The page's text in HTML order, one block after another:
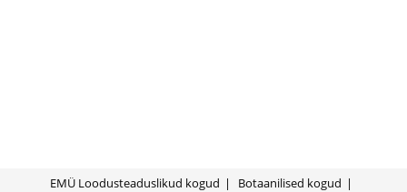
EMÜ Loodusteaduslikud kogud
Botaanilised kogud